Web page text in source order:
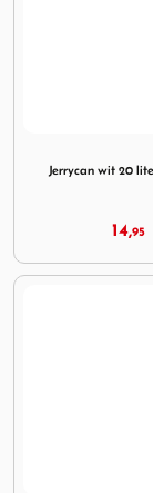
Jerrycan wit 20
14,95